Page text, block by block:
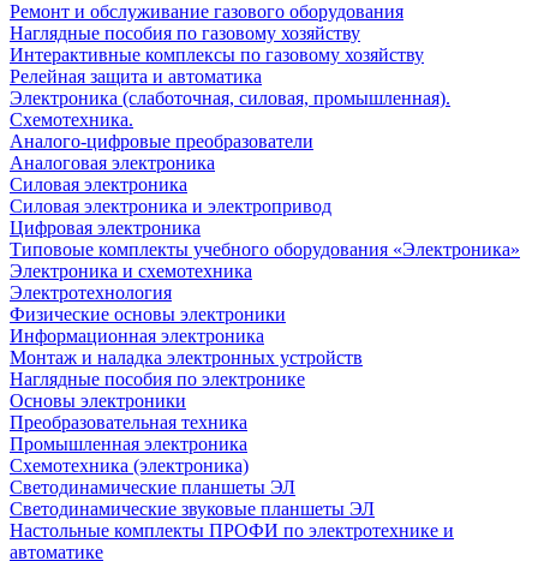
Ремонт и обслуживание газового оборудования
Наглядные пособия по газовому хозяйству
Интерактивные комплексы по газовому хозяйству
Релейная защита и автоматика
Электроника (слаботочная, силовая, промышленная).
Схемотехника.
Аналого-цифровые преобразователи
Аналоговая электроника
Cиловая электроника
Cиловая электроника и электропривод
Цифровая электроника
Типовоые комплекты учебного оборудования «Электроника»
Электроника и схемотехника
Электротехнология
Физические основы электроники
Информационная электроника
Монтаж и наладка электронных устройств
Наглядные пособия по электронике
Основы электроники
Преобразовательная техника
Промышленная электроника
Схемотехника (электроника)
Светодинамические планшеты ЭЛ
Светодинамические звуковые планшеты ЭЛ
Настольные комплекты ПРОФИ по электротехнике и
автоматике